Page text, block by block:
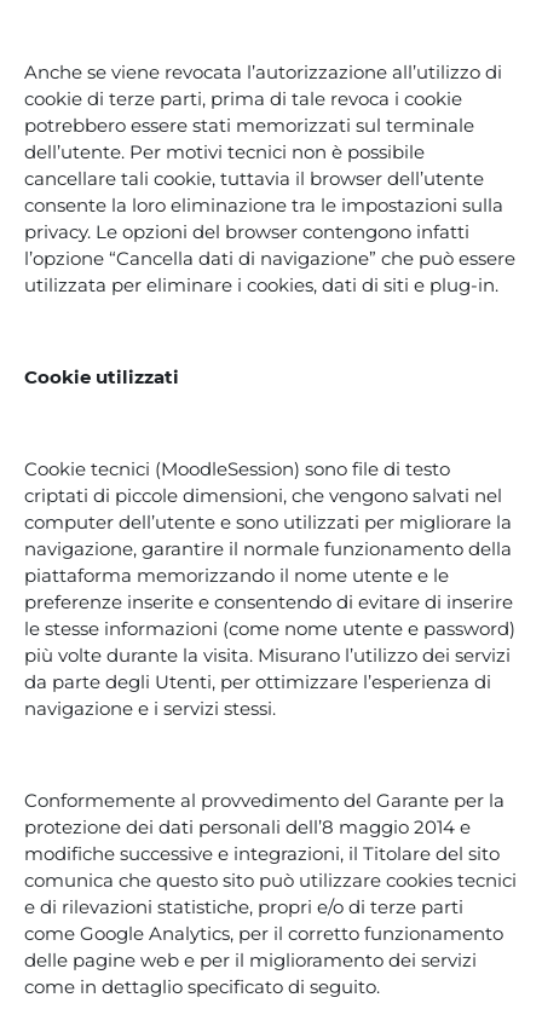
Anche se viene revocata l’autorizzazione all’utilizzo di
cookie di terze parti, prima di tale revoca i cookie
potrebbero essere stati memorizzati sul terminale
dell’utente. Per motivi tecnici non è possibile
cancellare tali cookie, tuttavia il browser dell’utente
consente la loro eliminazione tra le impostazioni sulla
privacy. Le opzioni del browser contengono infatti
l’opzione “Cancella dati di navigazione” che può essere
utilizzata per eliminare i cookies, dati di siti e plug-in.
Cookie utilizzati
Cookie tecnici (MoodleSession) sono file di testo
criptati di piccole dimensioni, che vengono salvati nel
computer dell’utente e sono utilizzati per migliorare la
navigazione, garantire il normale funzionamento della
piattaforma memorizzando il nome utente e le
preferenze inserite e consentendo di evitare di inserire
le stesse informazioni (come nome utente e password)
più volte durante la visita. Misurano l’utilizzo dei servizi
da parte degli Utenti, per ottimizzare l’esperienza di
navigazione e i servizi stessi.
Conformemente al provvedimento del Garante per la
protezione dei dati personali dell’8 maggio 2014 e
modifiche successive e integrazioni, il Titolare del sito
comunica che questo sito può utilizzare cookies tecnici
e di rilevazioni statistiche, propri e/o di terze parti
come Google Analytics, per il corretto funzionamento
delle pagine web e per il miglioramento dei servizi
come in dettaglio specificato di seguito.